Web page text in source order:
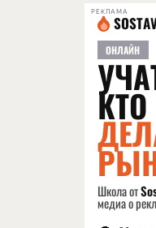
РЕКЛАМА